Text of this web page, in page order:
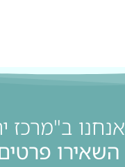
אנחנו ב"מרכז
השאירו